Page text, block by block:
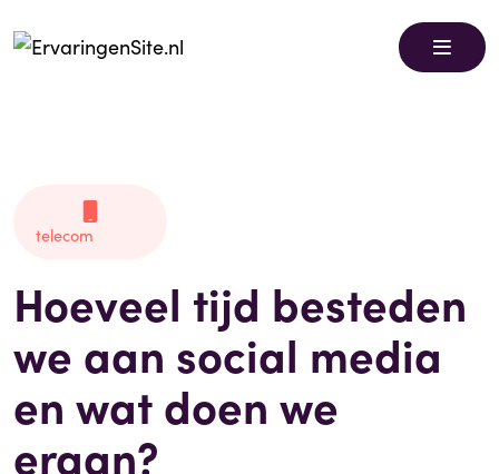
telecom
Hoeveel tijd besteden
we aan social media
en wat doen we
eraan?